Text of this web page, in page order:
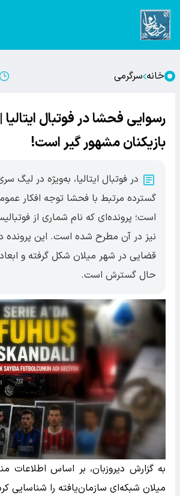
خانه سرگرمی
رسوایی فحشا در فوتبال ایتالیا
بازیکنان مشهور گیر است!
در فوتبال ایتالیا، به‌ویژه در لیگ
گسترده مرتبط با فحشا توجه افکار
است؛ پرونده‌ای که نام شماری از
نیز در آن مطرح شده است. این پرونده
قضایی در شهر میلان شکل گرفته و
حال گسترش است.
به گزارش دیروزبان، بر اساس اطلاعات
میلان شبکه‌ای سازمان‌یافته را شناسایی